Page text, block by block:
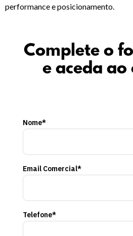
performance e posicionamento.
Complete o
e aceda ao
Nome*
Email Comercial*
Telefone*